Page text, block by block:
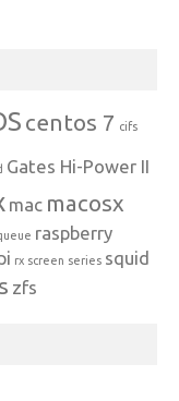
centos 7 cifs
Gates Hi-Power II
mac macosx
raspberry
rx screen series squid
zfs